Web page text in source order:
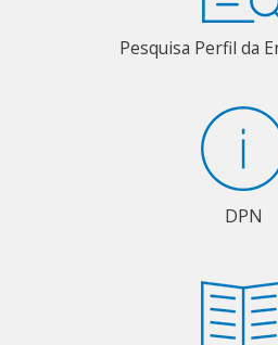
Pesquisa Perfil da
DPN